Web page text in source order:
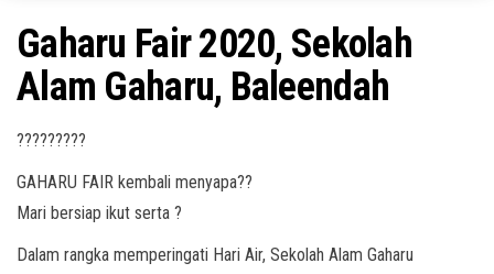
Acara &
Promo
Terbaru
Bazaar,
Workshop,
Job Fair,
Lomba dll.
Gaharu Fair 2020, Sekolah
Alam Gaharu, Baleendah
?????????
GAHARU FAIR kembali menyapa??
Mari bersiap ikut serta ?
Dalam rangka memperingati Hari Air, Sekolah Alam Gaharu